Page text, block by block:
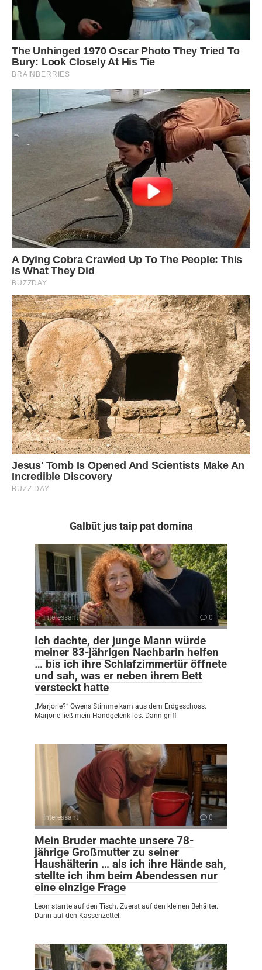
Galbūt jus taip pat domina
Interessant 0
Ich dachte, der junge Mann würde
meiner 83-jährigen Nachbarin helfen
… bis ich ihre Schlafzimmertür öffnete
und sah, was er neben ihrem Bett
versteckt hatte
„Marjorie?“ Owens Stimme kam aus dem Erdgeschoss.
Marjorie ließ mein Handgelenk los. Dann griff
Interessant 0
Mein Bruder machte unsere 78-
jährige Großmutter zu seiner
Haushälterin … als ich ihre Hände sah,
stellte ich ihm beim Abendessen nur
eine einzige Frage
Leon starrte auf den Tisch. Zuerst auf den kleinen Behälter.
Dann auf den Kassenzettel.